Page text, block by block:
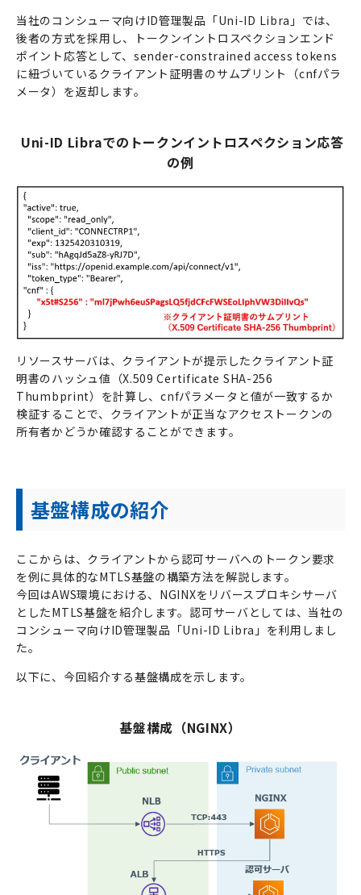
当社のコンシューマ向けID管理製品「Uni-ID Libra」では、
後者の方式を採用し、トークンイントロスペクションエンド
ポイント応答として、sender-constrained access tokens
に紐づいているクライアント証明書のサムプリント（cnfパラ
メータ）を返却します。
Uni-ID Libraでのトークンイントロスペクション応答
の例
リソースサーバは、クライアントが提示したクライアント証
明書のハッシュ値（X.509 Certificate SHA-256
Thumbprint）を計算し、cnfパラメータと値が一致するか
検証することで、クライアントが正当なアクセストークンの
所有者かどうか確認することができます。
基盤構成の紹介
ここからは、クライアントから認可サーバへのトークン要求
を例に具体的なMTLS基盤の構築方法を解説します。
今回はAWS環境における、NGINXをリバースプロキシサーバ
としたMTLS基盤を紹介します。認可サーバとしては、当社の
コンシューマ向けID管理製品「Uni-ID Libra」を利用しまし
た。
以下に、今回紹介する基盤構成を示します。
基盤構成（NGINX）